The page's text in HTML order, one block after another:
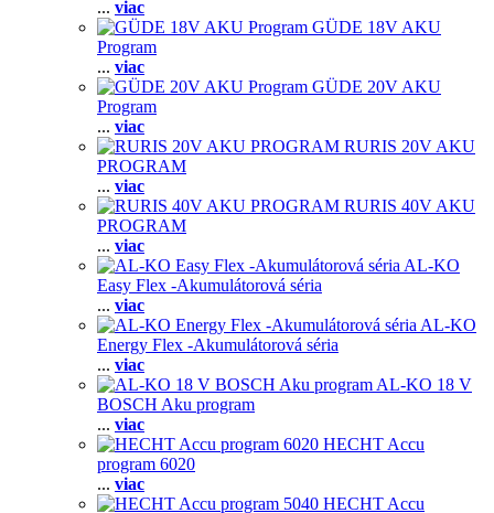
... viac
GÜDE 18V AKU
Program
... viac
GÜDE 20V AKU
Program
... viac
RURIS 20V AKU
PROGRAM
... viac
RURIS 40V AKU
PROGRAM
... viac
AL-KO
Easy Flex -Akumulátorová séria
... viac
AL-KO
Energy Flex -Akumulátorová séria
... viac
AL-KO 18 V
BOSCH Aku program
... viac
HECHT Accu
program 6020
... viac
HECHT Accu